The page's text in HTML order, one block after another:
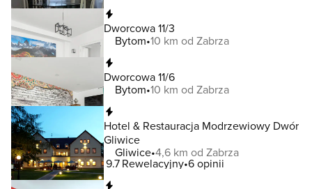
Dworcowa 11/3
Bytom 10 km od Zabrza
Dworcowa 11/6
Bytom 10 km od Zabrza
Hotel & Restauracja Modrzewiowy Dwór
Gliwice
Gliwice 4,6 km od Zabrza
9.7Rewelacyjny 6 opinii